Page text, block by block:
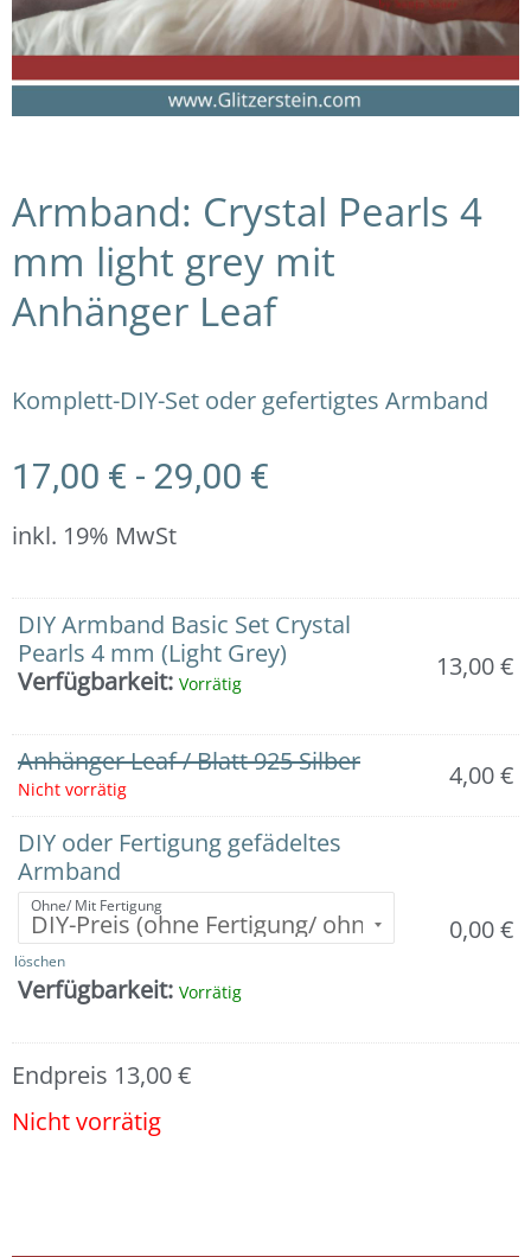
Armband: Crystal Pearls 4
mm light grey mit
Anhänger Leaf
Komplett-DIY-Set oder gefertigtes Armband
17,00 € - 29,00 €
inkl. 19% MwSt
DIY Armband Basic Set Crystal
Pearls 4 mm (Light Grey)
Verfügbarkeit: Vorrätig
13,00€
Anhänger Leaf / Blatt 925 Silber
Nicht vorrätig 4,00€
DIY oder Fertigung gefädeltes
Armband
Ohne/ Mit Fertigung
löschen
Verfügbarkeit: Vorrätig
0,00€
Endpreis 13,00€
Nicht vorrätig